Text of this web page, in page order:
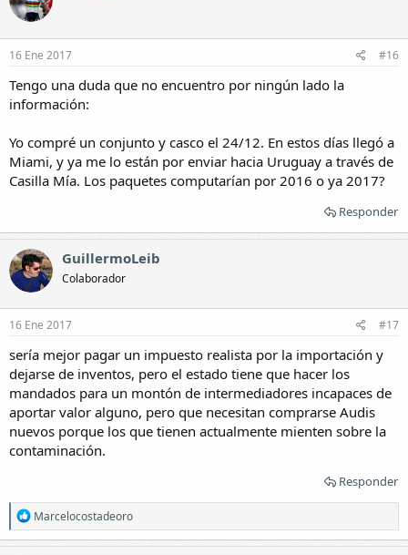
16 Ene 2017 #16
Tengo una duda que no encuentro por ningún lado la
información:
Yo compré un conjunto y casco el 24/12. En estos días llegó a
Miami, y ya me lo están por enviar hacia Uruguay a través de
Casilla Mía. Los paquetes computarían por 2016 o ya 2017?
Responder
GuillermoLeib
Colaborador
16 Ene 2017 #17
sería mejor pagar un impuesto realista por la importación y
dejarse de inventos, pero el estado tiene que hacer los
mandados para un montón de intermediadores incapaces de
aportar valor alguno, pero que necesitan comprarse Audis
nuevos porque los que tienen actualmente mienten sobre la
contaminación.
Responder
R
e
a
Marcelocostadeoro